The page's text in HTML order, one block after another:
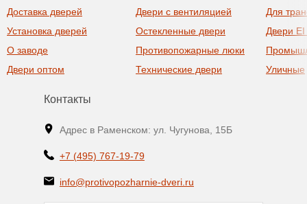
Доставка дверей
Установка дверей
О заводе
Двери оптом
Двери с вентиляцией
Остекленные двери
Противопожарные люки
Технические двери
Для
Двери
Уличные
Контакты
Адрес в Раменском: ул. Чугунова, 15Б
+7 (495) 767-19-79
info@protivopozharnie-dveri.ru